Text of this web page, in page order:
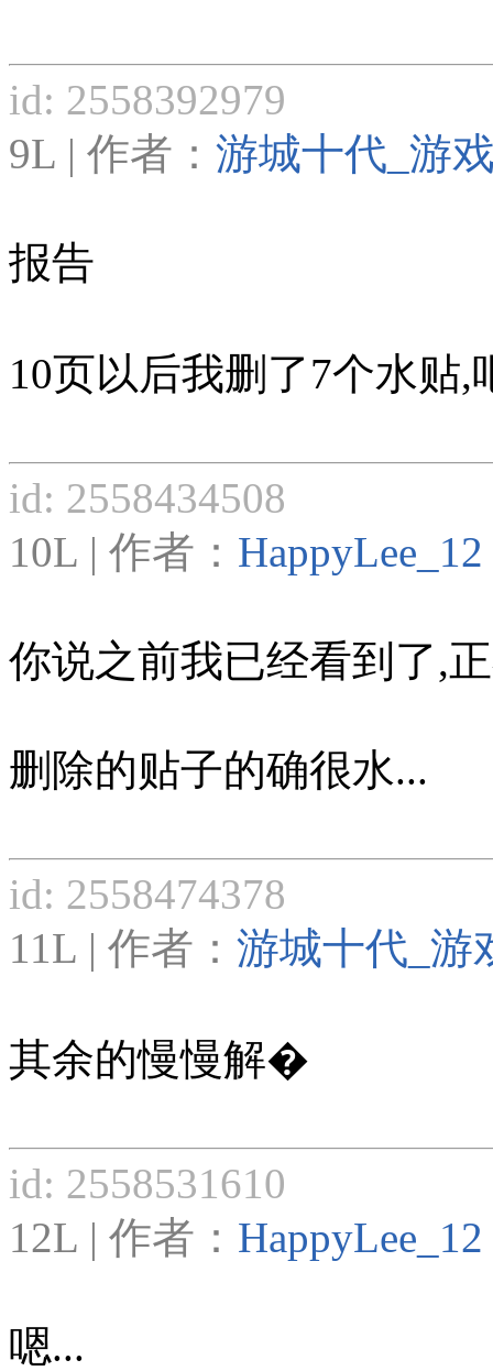
id: 2558392979
9L | 作者： 游城十代_游
报告
10页以后我删了7个水
id: 2558434508
10L | 作者： HappyLee_12
你说之前我已经看到了,
删除的贴子的确很水...
id: 2558474378
11L | 作者： 游城十代_游
其余的慢慢解�
id: 2558531610
12L | 作者： HappyLee_12
嗯...